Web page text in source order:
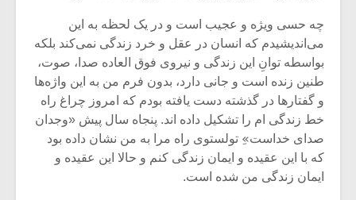
چه حسی ویژه و عجیب است و در یک لحظه به این
می‌اندیشیدم که انسان در عقل و خرد زندگی نمی‌کند بلکه
بواسطه توانِ این زندگی و نیروی فوق العاده صدا، صوت،
طنین زنده است و جانی دارد، بدون فرم من به این واژه‌ها
و گفتارها در گذشته دست یافته بودم که امروز چراغ راه
خط زندگی ام را تشکیل داده اند. پنجاه سال پیش «وجدان
صدای خداست»ِ تولستوی راه مرا به من نشان داده بود
که با این عقیده و ایمان زندگی کنم و حالا این عقیده و
ایمان زندگی من شده است.
میکلوش روژا
یادداشتی بر موسیقی
متن فیلم «متری
شیش و نیم»
اگر نمی توانی
دوره
موسیقی
موسیقی